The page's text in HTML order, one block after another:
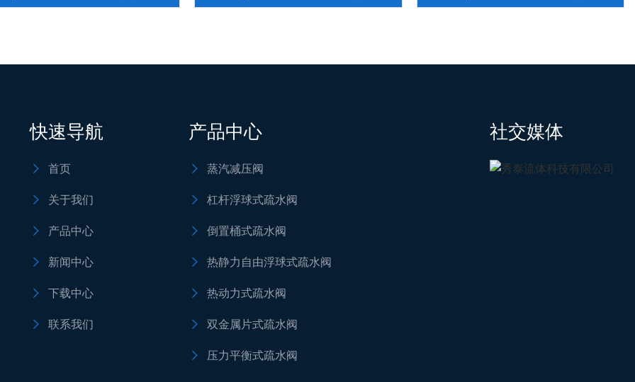
快速导航
 首页
 关于我们
 产品中心
 新闻中心
 下载中心
 联系我们
产品中心
 蒸汽减压阀
 杠杆浮球式疏水阀
 倒置桶式疏水阀
 热静力自由浮球式疏水阀
 热动力式疏水阀
 双金属片式疏水阀
 压力平衡式疏水阀
社交媒体